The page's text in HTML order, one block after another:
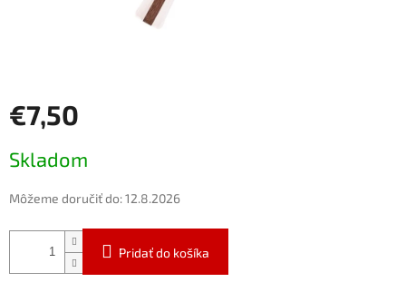
€7,50
cena:
Skladom
Môžeme doručiť do:12.8.2026
Pridať do košíka